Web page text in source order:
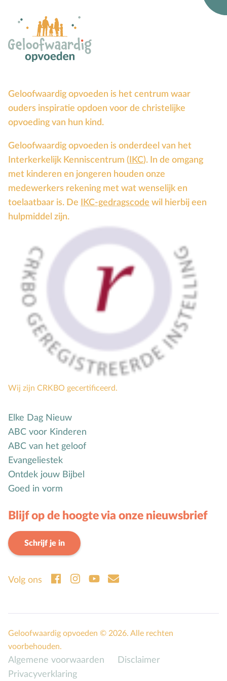
Vriendschap
Vrucht van de Geest
Wederkomst
Zending
Ziekte
Zondag
Geloofwaardig opvoeden is het centrum waar
ouders inspiratie opdoen voor de christelijke
opvoeding van hun kind.
Geloofwaardig opvoeden is onderdeel van het
Interkerkelijk Kenniscentrum ( IKC). In de omgang
met kinderen en jongeren houden onze
medewerkers rekening met wat wenselijk en
toelaatbaar is. De
IKC-gedragscode wil hierbij een
hulpmiddel zijn.
Wij zijn CRKBO gecertificeerd.
Elke Dag Nieuw
ABC voor Kinderen
ABC van het geloof
Evangeliestek
Ontdek jouw Bijbel
Goed in vorm
Blijf op de hoogte via onze nieuwsbrief
Schrijf je in
Volg ons
Geloofwaardig opvoeden © 2026. Alle rechten
voorbehouden.
Algemene voorwaarden
Disclaimer
Privacyverklaring